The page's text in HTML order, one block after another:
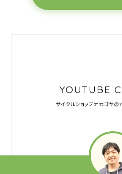
YOUTUBE
サイクルショップナカゴヤの